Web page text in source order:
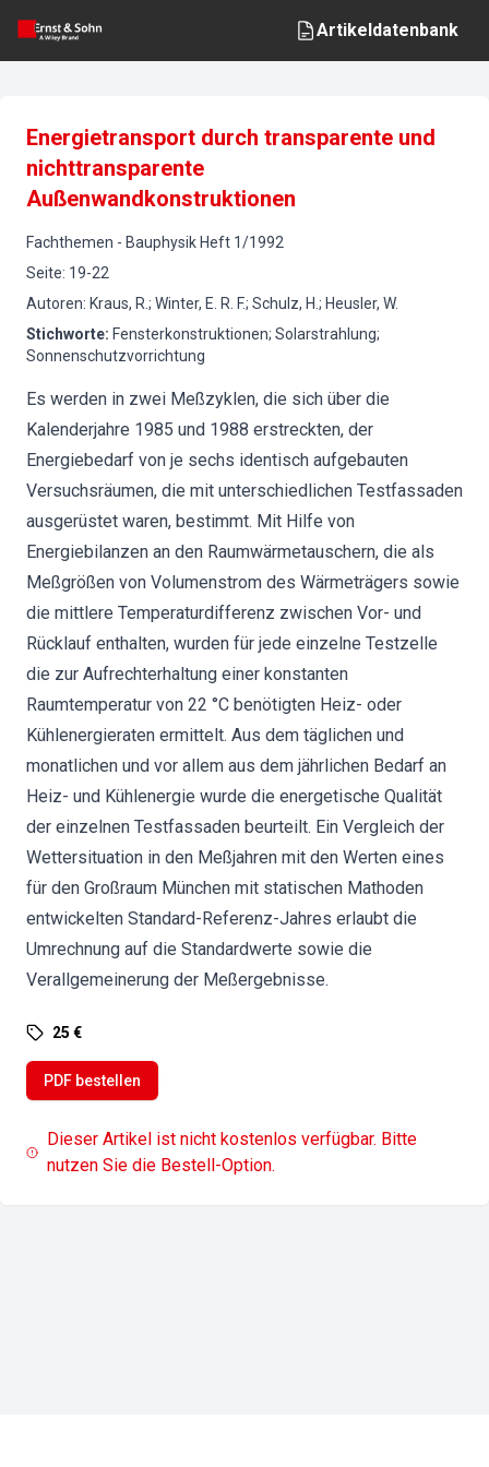
Artikeldatenbank
Energietransport durch transparente und
nichttransparente
Außenwandkonstruktionen
Fachthemen - Bauphysik Heft 1/1992
Seite: 19-22
Autoren: Kraus, R.; Winter, E. R. F.; Schulz, H.; Heusler, W.
Stichworte: Fensterkonstruktionen; Solarstrahlung;
Sonnenschutzvorrichtung
Es werden in zwei Meßzyklen, die sich über die
Kalenderjahre 1985 und 1988 erstreckten, der
Energiebedarf von je sechs identisch aufgebauten
Versuchsräumen, die mit unterschiedlichen Testfassaden
ausgerüstet waren, bestimmt. Mit Hilfe von
Energiebilanzen an den Raumwärmetauschern, die als
Meßgrößen von Volumenstrom des Wärmeträgers sowie
die mittlere Temperaturdifferenz zwischen Vor- und
Rücklauf enthalten, wurden für jede einzelne Testzelle
die zur Aufrechterhaltung einer konstanten
Raumtemperatur von 22 °C benötigten Heiz- oder
Kühlenergieraten ermittelt. Aus dem täglichen und
monatlichen und vor allem aus dem jährlichen Bedarf an
Heiz- und Kühlenergie wurde die energetische Qualität
der einzelnen Testfassaden beurteilt. Ein Vergleich der
Wettersituation in den Meßjahren mit den Werten eines
für den Großraum München mit statischen Mathoden
entwickelten Standard-Referenz-Jahres erlaubt die
Umrechnung auf die Standardwerte sowie die
Verallgemeinerung der Meßergebnisse.
25 €
PDF bestellen
Dieser Artikel ist nicht kostenlos verfügbar. Bitte
nutzen Sie die Bestell-Option.